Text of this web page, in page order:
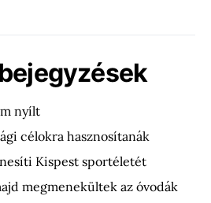
nyílt
célokra hasznosítanák
Kispest sportéletét
megmenekültek az óvodák